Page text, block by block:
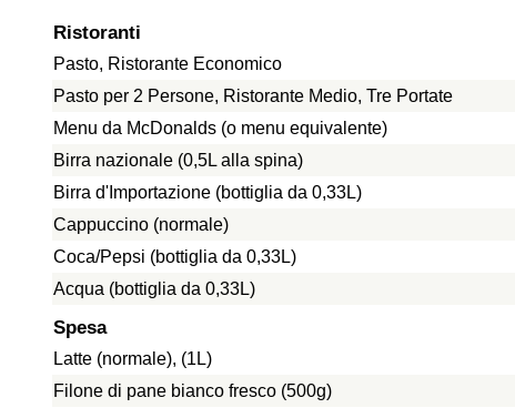
Ristoranti
Pasto, Ristorante Economico
Pasto per 2 Persone, Ristorante Medio, Tre Portate
Menu da McDonalds (o menu equivalente)
Birra nazionale (0,5L alla spina)
Birra d'Importazione (bottiglia da 0,33L)
Cappuccino (normale)
Coca/Pepsi (bottiglia da 0,33L)
Acqua (bottiglia da 0,33L)
Spesa
Latte (normale), (1L)
Filone di pane bianco fresco (500g)